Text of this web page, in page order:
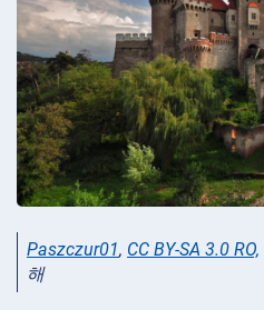
Paszczur01, CC BY-SA 3.0 RO,
해